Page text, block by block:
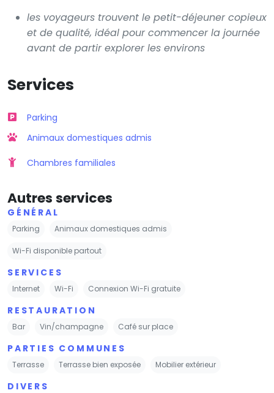
les voyageurs trouvent le petit-déjeuner copieux
et de qualité, idéal pour commencer la journée
avant de partir explorer les environs
Services
Parking
Animaux domestiques admis
Chambres familiales
Autres services
GÉNÉRAL
Parking Animaux domestiques admis
Wi-Fi disponible partout
SERVICES
Internet Wi-Fi Connexion Wi-Fi gratuite
RESTAURATION
Bar Vin/champagne Café sur place
PARTIES COMMUNES
Terrasse Terrasse bien exposée Mobilier extérieur
DIVERS